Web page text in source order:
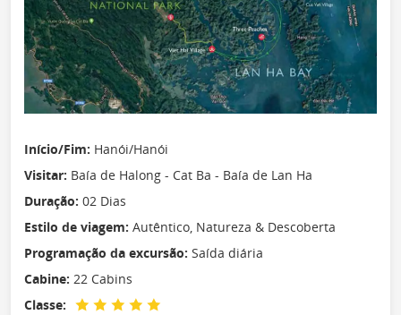
Início/Fim: Hanói/Hanói
Visitar: Baía de Halong - Cat Ba - Baía de Lan Ha
Duração: 02 Dias
Estilo de viagem: Autêntico, Natureza & Descoberta
Programação da excursão: Saída diária
Cabine: 22 Cabins
Classe: